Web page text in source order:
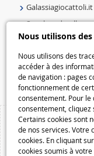
Nous utilisons
Nous utilisons des
accéder à des
de navigation : pages
fonctionnement de
consentement. Pour
consentement, cliquez
Certains cookies sont
de nos services. Votre
cookies. En cliquant
cookies soumis à
Galassiagiocattoli.it
Galaxiespielzeug.be
Macway.com